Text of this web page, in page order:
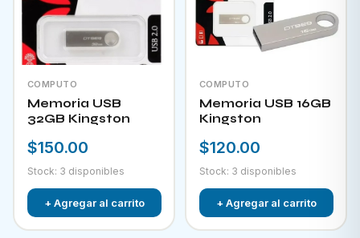
COMPUTO
Memoria USB
32GB Kingston
$150.00
Stock: 3 disponibles
+ Agregar al carrito
COMPUTO
Memoria USB 16GB
Kingston
$120.00
Stock: 3 disponibles
+ Agregar al carrito